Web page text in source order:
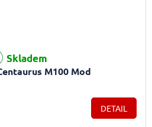
M100 Mod
je 5,0 z 5 hvězdiček.
Skladem
DETAIL